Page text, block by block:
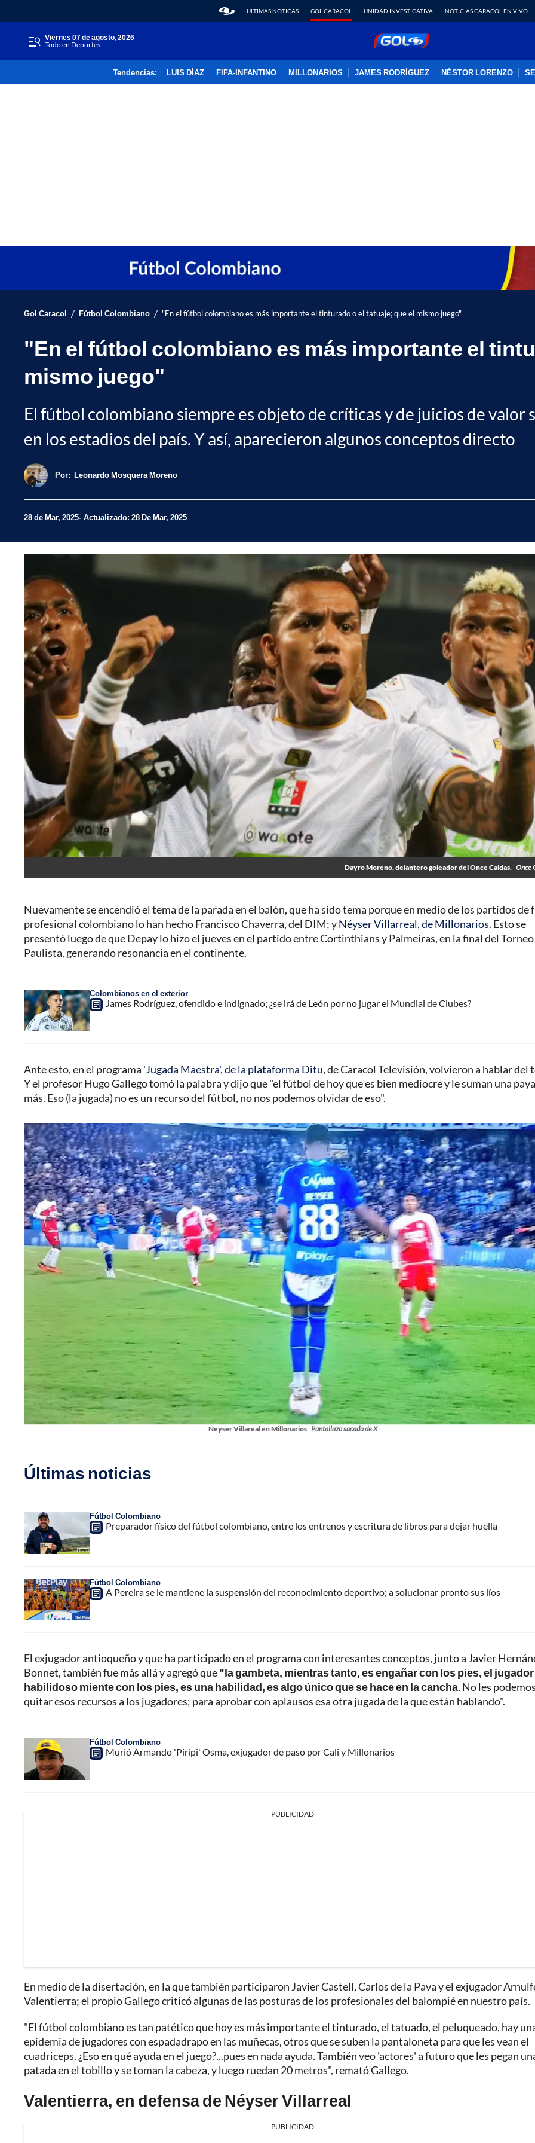
ÚLTIMAS NOTICAS GOL CARACOL UNIDAD INVESTIGATIVA NOTICIAS CARACOL EN VIVO
viernes 07 de agosto, 2026
Todo en Deportes
Tendencias: LUIS DÍAZ FIFA-INFANTINO MILLONARIOS JAMES RODRÍGUEZ NÉSTOR LORENZO
Gol Caracol / Fútbol Colombiano / "En el fútbol colombiano es más importante el tinturado o el tatuaje; que el mismo juego"
"En el fútbol colombiano es más importante el
mismo juego"
El fútbol colombiano siempre es objeto de críticas y de juicios de valor
en los estadios del país. Y así, aparecieron algunos conceptos directo
Por: Leonardo Mosquera Moreno
28 de Mar, 2025 Actualizado: 28 De Mar, 2025
Dayro Moreno, delantero goleador del Once Caldas. Once
Nuevamente se encendió el tema de la parada en el balón, que ha sido tema porque en medio de los partidos de
profesional colombiano lo han hecho Francisco Chaverra, del DIM; yNéyser Villarreal, de Millonarios. Esto se
presentó luego de que Depay lo hizo el jueves en el partido entre Cortinthians y Palmeiras, en la final del Torneo
Paulista, generando resonancia en el continente.
Colombianos en el exterior
James Rodríguez, ofendido e indignado; ¿se irá de León por no jugar el Mundial de Clubes?
Ante esto, en el programa 'Jugada Maestra', de la plataforma Ditu, de Caracol Televisión, volvieron a hablar del
Y el profesor Hugo Gallego tomó la palabra y dijo que "el fútbol de hoy que es bien mediocre y le suman una
más. Eso (la jugada) no es un recurso del fútbol, no nos podemos olvidar de eso".
Neyser Villareal en Millonarios Pantallazo sacado de X
Últimas noticias
Fútbol Colombiano
Preparador físico del fútbol colombiano, entre los entrenos y escritura de libros para dejar huella
Fútbol Colombiano
A Pereira se le mantiene la suspensión del reconocimiento deportivo; a solucionar pronto sus líos
El exjugador antioqueño y que ha participado en el programa con interesantes conceptos, junto a Javier
Bonnet, también fue más allá y agregó que"la gambeta, mientras tanto, es engañar con los pies, el jugador
habilidoso miente con los pies, es una habilidad, es algo único que se hace en la cancha. No les podemos
quitar esos recursos a los jugadores; para aprobar con aplausos esa otra jugada de la que están hablando".
Fútbol Colombiano
Murió Armando 'Piripi' Osma, exjugador de paso por Cali y Millonarios
PUBLICIDAD
En medio de la disertación, en la que también participaron Javier Castell, Carlos de la Pava y el exjugador
Valentierra; el propio Gallego criticó algunas de las posturas de los profesionales del balompié en nuestro país.
"El fútbol colombiano es tan patético que hoy es más importante el tinturado, el tatuado, el peluqueado, hay
epidemia de jugadores con espadadrapo en las muñecas, otros que se suben la pantaloneta para que les vean el
cuadriceps. ¿Eso en qué ayuda en el juego?...pues en nada ayuda. También veo 'actores' a futuro que les pegan
patada en el tobillo y se toman la cabeza, y luego ruedan 20 metros", remató Gallego.
Valentierra, en defensa de Néyser Villarreal
PUBLICIDAD